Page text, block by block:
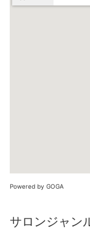
Powered by GOGA
サロンジャン